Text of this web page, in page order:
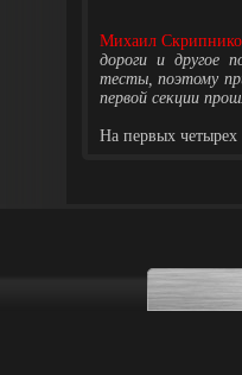
Михаил
дороги и другое
тесты, поэтому
первой секции
На первых четырех